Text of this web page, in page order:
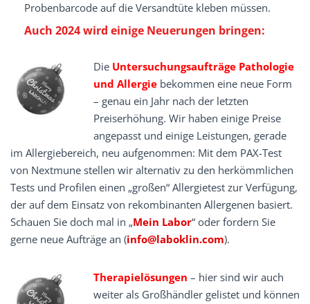
Probenbarcode auf die Versandtüte kleben müssen.
Auch 2024 wird einige Neuerungen bringen:
Die Untersuchungsaufträge Pathologie
und Allergie bekommen eine neue Form
– genau ein Jahr nach der letzten
Preiserhöhung. Wir haben einige Preise
angepasst und einige Leistungen, gerade
im Allergiebereich, neu aufgenommen: Mit dem PAX-Test
von Nextmune stellen wir alternativ zu den herkömmlichen
Tests und Profilen einen „großen“ Allergietest zur Verfügung,
der auf dem Einsatz von rekombinanten Allergenen basiert.
Schauen Sie doch mal in „Mein Labor“ oder fordern Sie
gerne neue Aufträge an (info@laboklin.com).
Therapielösungen – hier sind wir auch
weiter als Großhändler gelistet und können